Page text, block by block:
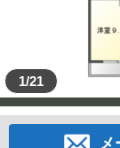
1/21